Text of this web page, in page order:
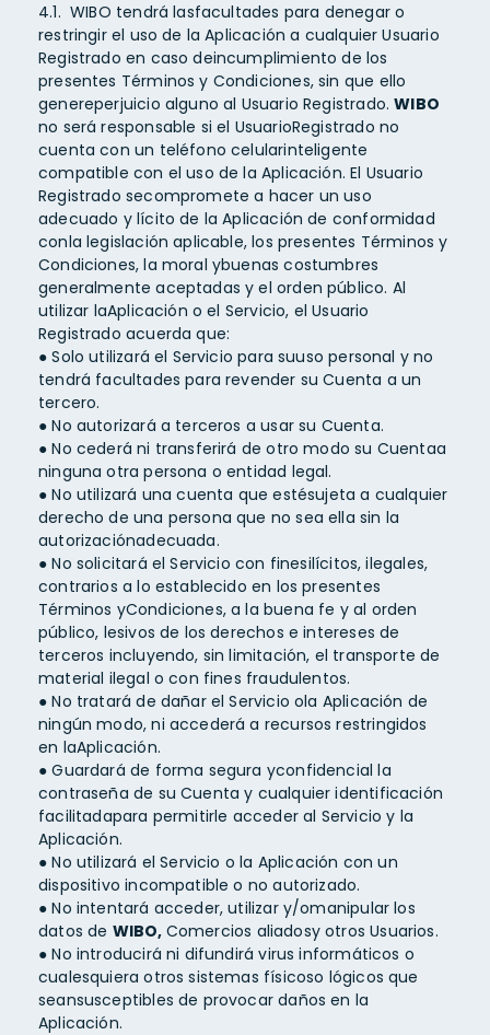
4.1. WIBO tendrá lasfacultades para denegar o
restringir el uso de la Aplicación a cualquier Usuario
Registrado en caso deincumplimiento de los
presentes Términos y Condiciones, sin que ello
genereperjuicio alguno al Usuario Registrado.WIBO
no será responsable si el UsuarioRegistrado no
cuenta con un teléfono celularinteligente
compatible con el uso de la Aplicación. El Usuario
Registrado secompromete a hacer un uso
adecuado y lícito de la Aplicación de conformidad
conla legislación aplicable, los presentes Términos y
Condiciones, la moral ybuenas costumbres
generalmente aceptadas y el orden público. Al
utilizar laAplicación o el Servicio, el Usuario
Registrado acuerda que:
● Solo utilizará el Servicio para suuso personal y no
tendrá facultades para revender su Cuenta a un
tercero.
● No autorizará a terceros a usar su Cuenta.
● No cederá ni transferirá de otro modo su Cuentaa
ninguna otra persona o entidad legal.
● No utilizará una cuenta que estésujeta a cualquier
derecho de una persona que no sea ella sin la
autorizaciónadecuada.
● No solicitará el Servicio con finesilícitos, ilegales,
contrarios a lo establecido en los presentes
Términos yCondiciones, a la buena fe y al orden
público, lesivos de los derechos e intereses de
terceros incluyendo, sin limitación, el transporte de
material ilegal o con fines fraudulentos.
● No tratará de dañar el Servicio ola Aplicación de
ningún modo, ni accederá a recursos restringidos
en laAplicación.
● Guardará de forma segura yconfidencial la
contraseña de su Cuenta y cualquier identificación
facilitadapara permitirle acceder al Servicio y la
Aplicación.
● No utilizará el Servicio o la Aplicación con un
dispositivo incompatible o no autorizado.
● No intentará acceder, utilizar y/omanipular los
datos de WIBO, Comercios aliadosy otros Usuarios.
● No introducirá ni difundirá virus informáticos o
cualesquiera otros sistemas físicoso lógicos que
seansusceptibles de provocar daños en la
Aplicación.